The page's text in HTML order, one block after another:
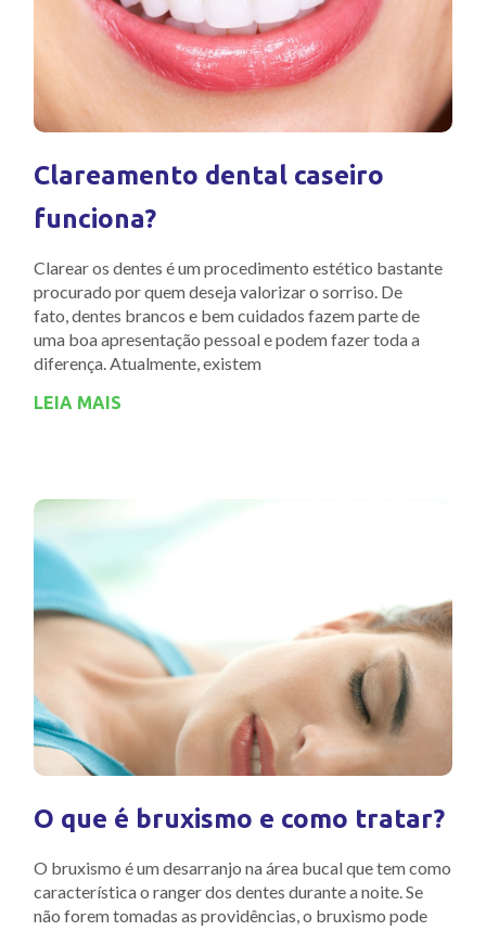
Clareamento dental caseiro
funciona?
Clarear os dentes é um procedimento estético bastante
procurado por quem deseja valorizar o sorriso. De
fato, dentes brancos e bem cuidados fazem parte de
uma boa apresentação pessoal e podem fazer toda a
diferença. Atualmente, existem
LEIA MAIS
O que é bruxismo e como tratar?
O bruxismo é um desarranjo na área bucal que tem como
característica o ranger dos dentes durante a noite. Se
não forem tomadas as providências, o bruxismo pode